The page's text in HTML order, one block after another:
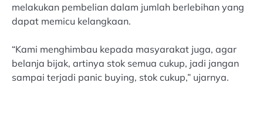
melakukan pembelian dalam jumlah berlebihan yang
dapat memicu kelangkaan.
“Kami menghimbau kepada masyarakat juga, agar
belanja bijak, artinya stok semua cukup, jadi jangan
sampai terjadi panic buying, stok cukup,” ujarnya.